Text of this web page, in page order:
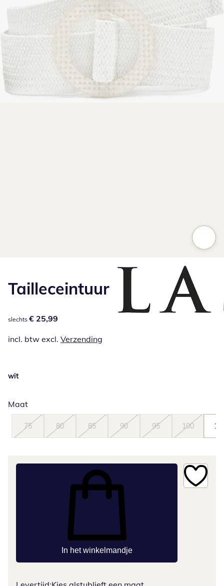
Tailleceintuur
€ 25,99
slechts € 25,99
incl. btw excl. Verzending
wit
Maat
75 80 85 90 95 100
In het winkelmandje